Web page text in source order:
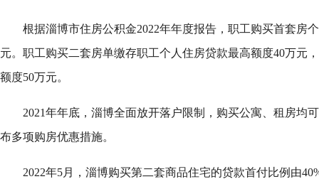
根据淄博市住房公积金2022年年度报告，职工购买首套房
元。职工购买二套房单缴存职工个人住房贷款最高额度40万元
额度50万元。
2021年年底，淄博全面放开落户限制，购买公寓、租房均
布多项购房优惠措施。
2022年5月，淄博购买第二套商品住宅的贷款首付比例由